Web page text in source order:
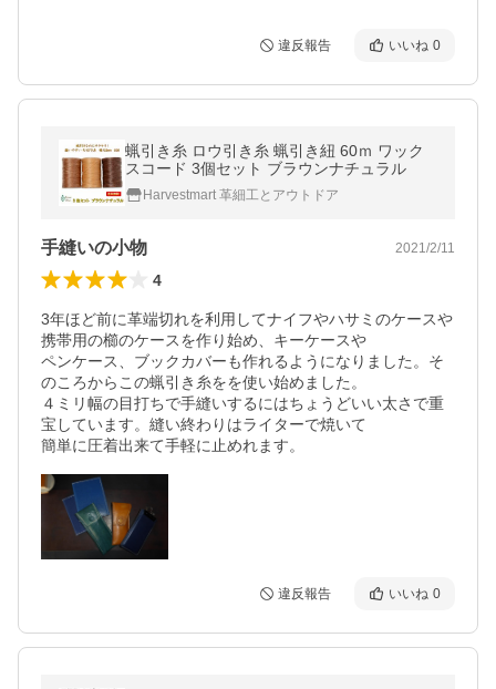
違反報告 いいね 0
蝋引き糸 ロウ引き糸 蝋引き紐 60ｍ ワック
スコード 3個セット ブラウンナチュラル
Harvestmart 革細工とアウトドア
手縫いの小物 2021/2/11
4
3年ほど前に革端切れを利用してナイフやハサミのケースや
携帯用の櫛のケースを作り始め、キーケースや
ペンケース、ブックカバーも作れるようになりました。そ
のころからこの蝋引き糸をを使い始めました。
４ミリ幅の目打ちで手縫いするにはちょうどいい太さで重
宝しています。縫い終わりはライターで焼いて
簡単に圧着出来て手軽に止めれます。
違反報告 いいね 0